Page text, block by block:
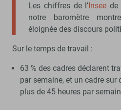
Les chiffres de l’Insee de
notre baromètre
éloignée des discours
Sur le temps de travail :
63 % des cadres déclarent
par semaine, et un cadre
plus de 45 heures par